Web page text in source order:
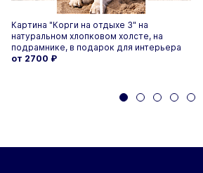
Картина "Корги на отдыхе 3" на
натуральном хлопковом холсте, на
подрамнике, в подарок для интерьера
от 2700 ₽